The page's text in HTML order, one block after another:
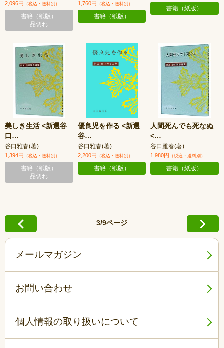
2,096円 （税込・送料別）
書籍（紙版）
品切れ
1,760円 （税込・送料別）
書籍（紙版）
書籍（紙版）
美しき生活 <新選谷
口…
谷口雅春(著)
1,394円 （税込・送料別）
書籍（紙版）
品切れ
優良児を作る <新選
谷…
谷口雅春(著)
2,200円 （税込・送料別）
書籍（紙版）
人間死んでも死なぬ
<…
谷口雅春(著)
1,980円 （税込・送料別）
書籍（紙版）
3/9ページ
メールマガジン
お問い合わせ
個人情報の取り扱いについて